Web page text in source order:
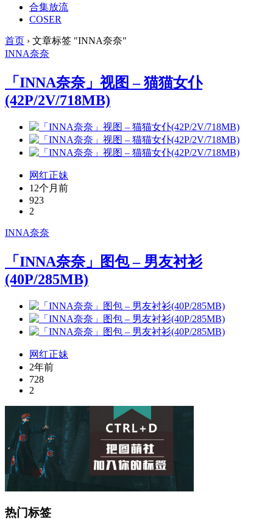
合集放流
COSER
首页 › 文章标签 "INNA奈奈"
INNA奈奈
「INNA奈奈」视图 – 猫猫女仆
(42P/2V/718MB)
网红正妹
12个月前
923
2
INNA奈奈
「INNA奈奈」图包 – 男友衬衫
(40P/285MB)
网红正妹
2年前
728
2
热门标签